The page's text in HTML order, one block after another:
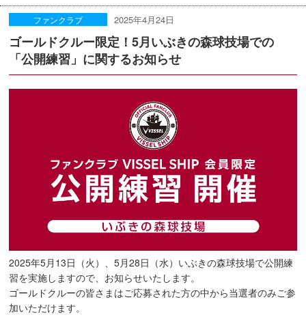
ファンクラブ 2025年4月24日
ゴールドクルー限定！5月いぶきの森球技場での
「公開練習」に関するお知らせ
2025年5月13日（火）、5月28日（水）いぶきの森球技場で公開練
習を実施しますので、お知らせいたします。
ゴールドクルーの皆さまはご応募された方の中から当選者のみご参
加いただけます。